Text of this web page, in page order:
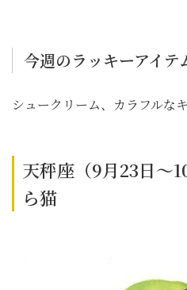
今週のラッキーアイテ
シュークリーム、カラフルな
天秤座（9月23日～
ら猫